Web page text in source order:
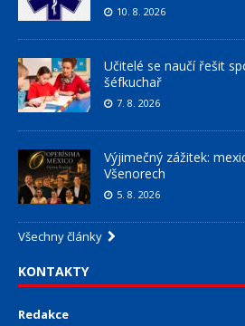
10. 8. 2026
Učitelé se naučí řešit
šéfkuchař
7. 8. 2026
Výjimečný zážitek:
Všenorech
5. 8. 2026
Všechny články
KONTAKTY
Redakce